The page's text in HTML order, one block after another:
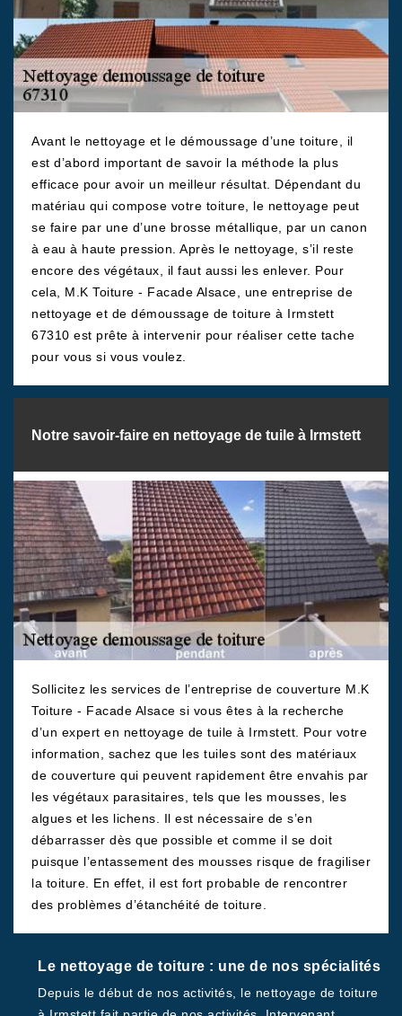
Avant le nettoyage et le démoussage d’une toiture, il
est d’abord important de savoir la méthode la plus
efficace pour avoir un meilleur résultat. Dépendant du
matériau qui compose votre toiture, le nettoyage peut
se faire par une d’une brosse métallique, par un canon
à eau à haute pression. Après le nettoyage, s’il reste
encore des végétaux, il faut aussi les enlever. Pour
cela, M.K Toiture - Facade Alsace, une entreprise de
nettoyage et de démoussage de toiture à Irmstett
67310 est prête à intervenir pour réaliser cette tache
pour vous si vous voulez.
Notre savoir-faire en nettoyage de tuile à Irmstett
Sollicitez les services de l’entreprise de couverture M.K
Toiture - Facade Alsace si vous êtes à la recherche
d’un expert en nettoyage de tuile à Irmstett. Pour votre
information, sachez que les tuiles sont des matériaux
de couverture qui peuvent rapidement être envahis par
les végétaux parasitaires, tels que les mousses, les
algues et les lichens. Il est nécessaire de s’en
débarrasser dès que possible et comme il se doit
puisque l’entassement des mousses risque de fragiliser
la toiture. En effet, il est fort probable de rencontrer
des problèmes d’étanchéité de toiture.
Le nettoyage de toiture : une de nos spécialités
Depuis le début de nos activités, le nettoyage de toiture